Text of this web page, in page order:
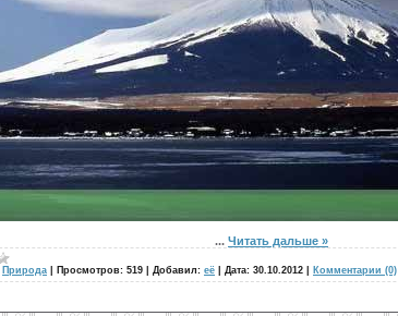
... Читать дальше »
Природа Просмотров: 519 Добавил: её Дата: 30.10.2012 Комментарии (0)